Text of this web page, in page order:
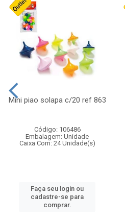
Mini piao solapa c/20 ref 863
Código: 106486
Embalagem: Unidade
Caixa Com: 24 Unidade(s)
Faça seu login ou
cadastre-se para
comprar.